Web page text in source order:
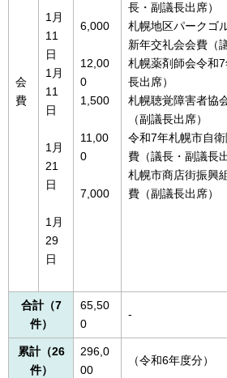
会
費
1月
11
日
1月
11
日
1月
21
日
1月
29
日
6,000
12,00
0
1,500
11,00
0
7,000
長・副議長出席）
札幌地区パークゴ
新年交礼会会費（
札幌薬剤師会令和
長出席）
札幌聴覚障害者協
（副議長出席）
令和7年札幌市自
費（議長・副議長
札幌市商店街振興
費（副議長出席）
合計（7
件）
65,50
0
-
累計（26
件）
296,0
00
（令和6年度分）